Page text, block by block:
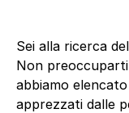
Sei alla ricerca
Non
abbiamo
apprezzati dalle